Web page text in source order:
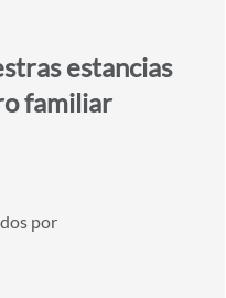
estancias
familiar
por